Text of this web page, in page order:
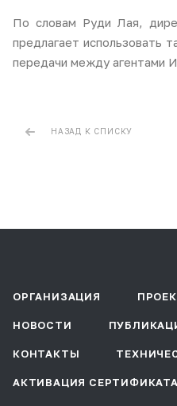
По словам Руди Лая,
предлагает использовать
передачи между агентами
НАЗАД К СПИСКУ
ОРГАНИЗАЦИЯ
НОВОСТИ
КОНТАКТЫ
АКТИВАЦИЯ СЕРТИФИКАТА